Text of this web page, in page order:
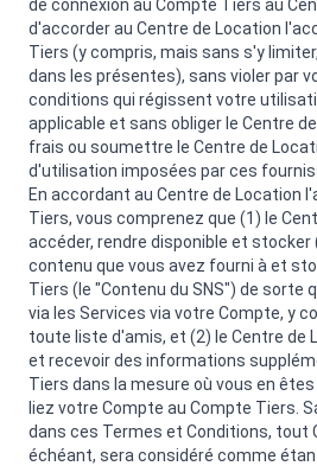
de connexion au Compte Tiers au
d'accorder au Centre de Location
Tiers (y compris, mais sans s'y
dans les présentes), sans violer par
conditions qui régissent votre
applicable et sans obliger le Centre
frais ou soumettre le Centre de
d'utilisation imposées par ces
En accordant au Centre de Location
Tiers, vous comprenez que (1) le
accéder, rendre disponible et
contenu que vous avez fourni à et
Tiers (le "Contenu du SNS") de sorte
via les Services via votre Compte, y
toute liste d'amis, et (2) le Centre de
et recevoir des informations
Tiers dans la mesure où vous en
liez votre Compte au Compte Tiers.
dans ces Termes et Conditions, tout
échéant, sera considéré comme